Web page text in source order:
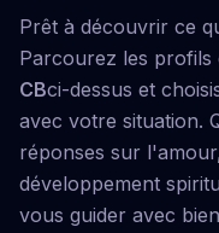
Prêt à découvrir ce
Parcourez les profils
CBci-dessus et
avec votre situation.
réponses sur
développement
vous guider avec